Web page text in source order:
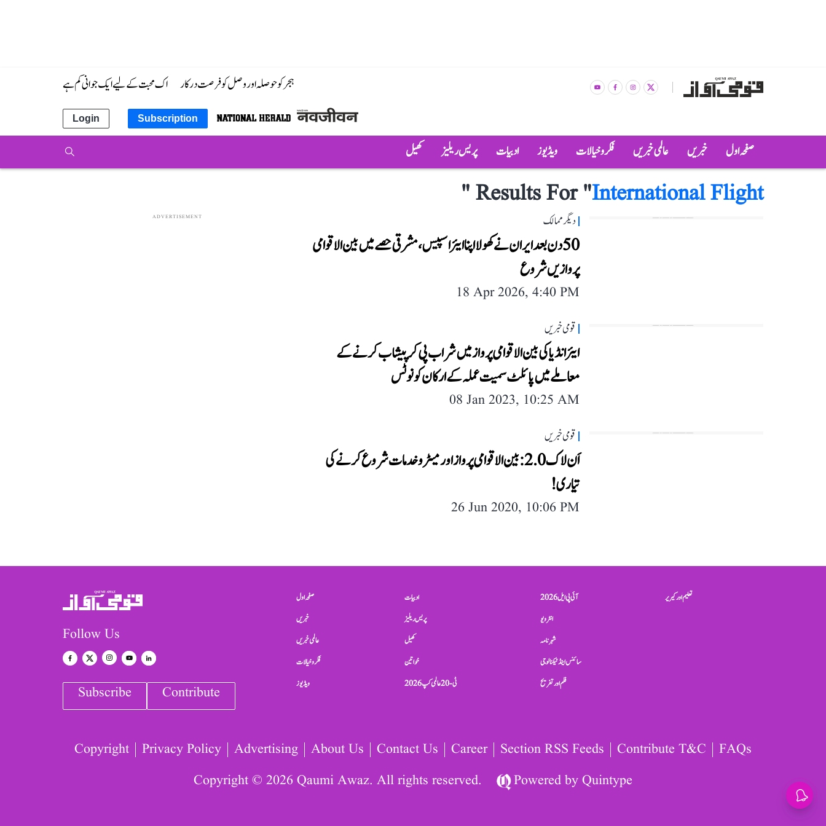
ہجر کو حوصلہ اور وصل کو فرصت درکار اک محبت کے لیے ایک جوانی کم ہے
Subscription
Login
صفحہ اول خبریں عالمی خبریں فکر و خیالات ویڈیوز ادبیات پریس ریلیز کھیل
Results For "International Flight
"
دیگر ممالک
50 دن بعد ایران نے کھولا اپنا ایئر اسپیس، مشرقی حصے میں بین الاقوامی
پروازیں شروع
18 Apr 2026, 4:40 PM
قومی خبریں
ایئر انڈیا کی بین الاقوامی پرواز میں شراب پی کر پیشاب کرنے کے
معاملے میں پائلٹ سمیت عملہ کے ارکان کو نوٹس
08 Jan 2023, 10:25 AM
قومی خبریں
اَن لاک 2.0: بین الاقوامی پرواز اور میٹرو خدمات شروع کرنے کی
تیاری !
26 Jun 2020, 10:06 PM
ADVERTISEMENT
Follow Us
Subscribe Contribute
صفحہ اول
خبریں
عالمی خبریں
فکر و خیالات
ویڈیوز
ادبیات
پریس ریلیز
کھیل
خواتین
ٹی-20 عالمی کپ 2026
آئی پی ایل 2026
انٹرویو
شہرنامہ
سائنس اینڈ ٹیکنالوجی
فلم اور تفریح
تعلیم اور کیریر
Copyright Privacy Policy Advertising About Us Contact Us Career Section RSS Feeds Contribute T&C
FAQs
Copyright © 2026 Qaumi Awaz. All rights reserved.
Powered byQuintype